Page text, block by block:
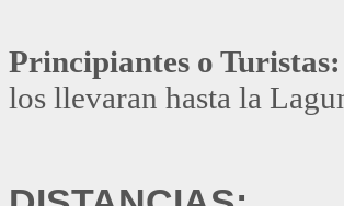
Principiantes o Turistas:
los llevaran hasta la